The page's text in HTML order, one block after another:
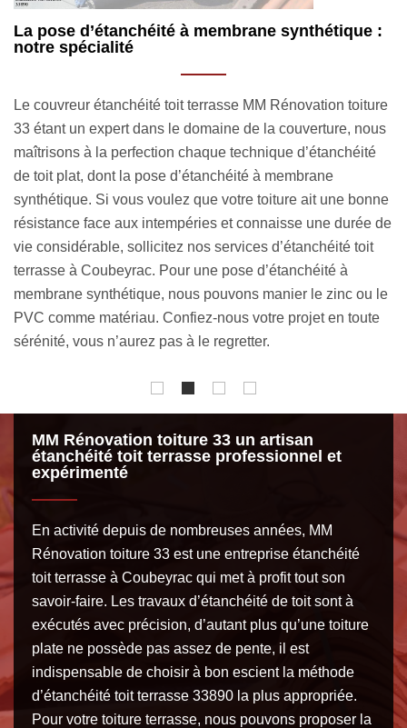
Un accompagnement sur mesure pour votre
étanchéité toit terrasse à Coubeyrac 33890
Quel intérêt à rendre une toiture étanche ? Tout simplement
parce que le toit ne peut être considéré comme un toit si
celui-ci ne dispose des performances requises. Son rôle
étant de protéger les occupants de votre maison contre les
intempéries, les changements climatiques et les
agressions extérieures, il est impératif de réaliser des
travaux d’étanchéité toit terrasse 33890, et ce dès la
conception de votre couverture. Afin de maintenir cette
étanchéité, nous vous conseillons d’entretenir
régulièrement votre toiture plate en réalisant un traitement
hydrofuge adéquat.
MM Rénovation toiture 33 un artisan
étanchéité toit terrasse professionnel et
expérimenté
En activité depuis de nombreuses années, MM
Rénovation toiture 33 est une entreprise étanchéité
toit terrasse à Coubeyrac qui met à profit tout son
savoir-faire. Les travaux d’étanchéité de toit sont à
exécutés avec précision, d’autant plus qu’une toiture
plate ne possède pas assez de pente, il est
indispensable de choisir à bon escient la méthode
d’étanchéité toit terrasse 33890 la plus appropriée.
Pour votre toiture terrasse, nous pouvons proposer la